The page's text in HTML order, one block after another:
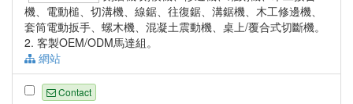
機、電動槌、切溝機、線鋸、往復鋸、溝鋸機、木工修邊機、
套筒電動扳手、螺木機、混凝土震動機、桌上/覆合式切斷機。
2. 客製OEM/ODM馬達組。
網站
Contact